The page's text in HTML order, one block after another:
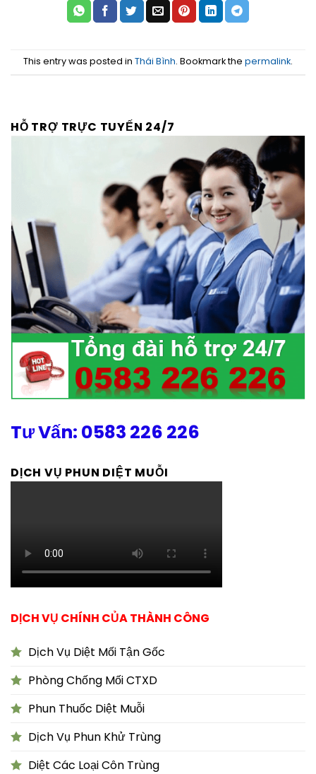
This entry was posted in Thái Bình. Bookmark the permalink.
HỖ TRỢ TRỰC TUYẾN 24/7
Tư Vấn: 0583 226 226
DỊCH VỤ PHUN DIỆT MUỖI
DỊCH VỤ CHÍNH CỦA THÀNH CÔNG
Dịch Vụ Diệt Mối Tận Gốc
Phòng Chống Mối CTXD
Phun Thuốc Diệt Muỗi
Dịch Vụ Phun Khử Trùng
Diệt Các Loại Côn Trùng